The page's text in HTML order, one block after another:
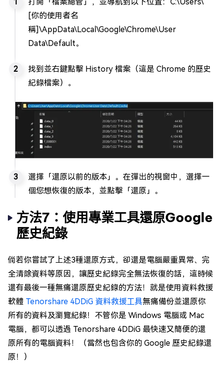
[你的使用者名
稱]\AppData\Local\Google\Chrome\User
Data\Default。
找到並右鍵點擊 History 檔案（這是 Chrome 的歷史
紀錄檔案）。
選擇「還原以前的版本」。在彈出的視窗中，選擇一
個您想恢復的版本，並點擊「還原」。
方法7：使用專業工具還原Google
歷史紀錄
倘若你嘗試了上述3種還原方式，卻還是電腦嚴重異常、完
全清除資料等原因，讓歷史紀錄完全無法恢復的話，這時候
還有最後一種無痛還原歷史紀錄的方法！就是使用資料救援
軟體 Tenorshare 4DDiG 資料救援工具無痛備份並還原你
所有的資料及瀏覽紀錄！不管你是 Windows 電腦或 Mac
電腦，都可以透過 Tenorshare 4DDiG 最快速又簡便的還
原所有的電腦資料！（當然也包含你的 Google 歷史紀錄還
原！）